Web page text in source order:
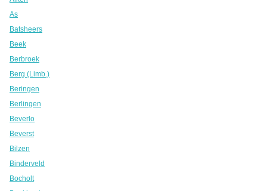
As
Batsheers
Beek
Berbroek
Berg (Limb.)
Beringen
Berlingen
Beverlo
Beverst
Bilzen
Binderveld
Bocholt